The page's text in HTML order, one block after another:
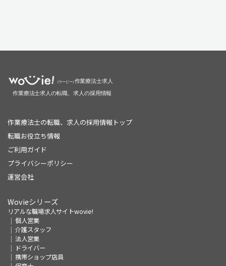
作業療法士の転職、求人の採用情報トップ
転職お役立ち情報
ご利用ガイド
プライバシーポリシー
運営会社
Wovieシリーズ
リアルな職場求人サイトwovie!
個人営業
介護スタッフ
法人営業
ドライバー
携帯ショップ店員